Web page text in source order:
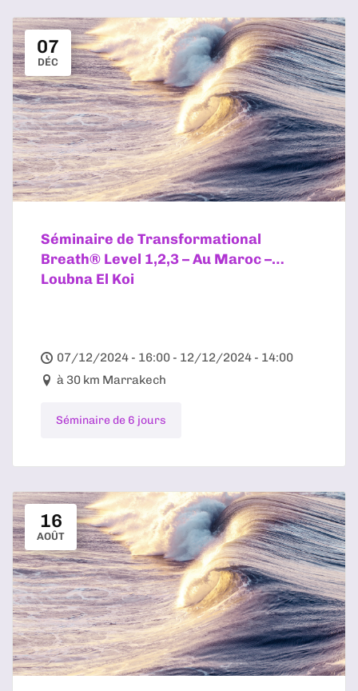
07
DÉC
Séminaire de Transformational
Breath® Level 1,2,3 – Au Maroc –
Loubna El Koi
07/12/2024 - 16:00 - 12/12/2024 - 14:00
à 30 km Marrakech
Séminaire de 6 jours
16
AOÛT